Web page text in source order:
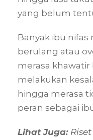
yang belum
Banyak ibu
berulang atau
merasa khawatir
melakukan
hingga merasa
peran sebagai
Lihat Juga: